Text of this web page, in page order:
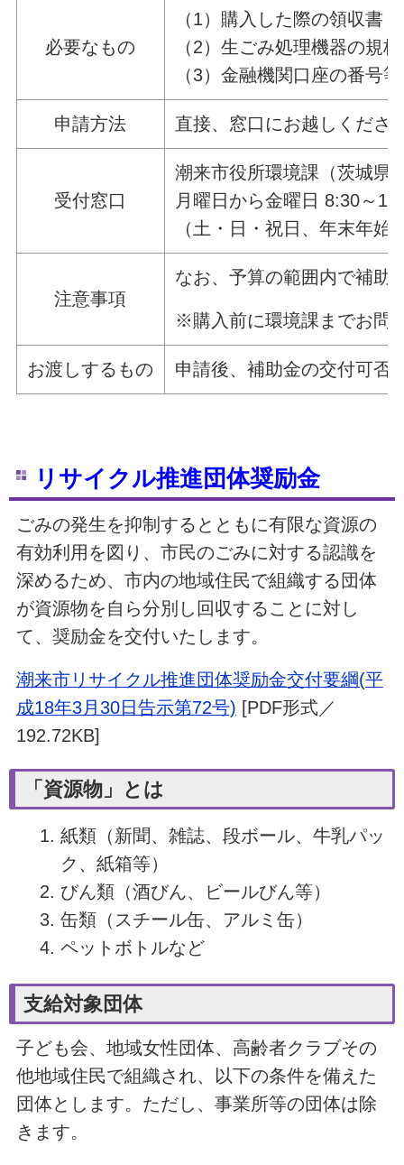
必要なもの
（1）購入した際の領収
（2）生ごみ処理機器の規
（3）金融機関口座の番号
申請方法 直接、窓口にお越しくださ
受付窓口
潮来市役所環境課（茨城県
月曜日から金曜日 8:30～
（土・日・祝日、年末年始
注意事項
なお、予算の範囲内で補助
※購入前に環境課までお問
お渡しするもの 申請後、補助金の交付可否
リサイクル推進団体奨励金
ごみの発生を抑制するとともに有限な資源の
有効利用を図り、市民のごみに対する認識を
深めるため、市内の地域住民で組織する団体
が資源物を自ら分別し回収することに対し
て、奨励金を交付いたします。
潮来市リサイクル推進団体奨励金交付要綱(平
成18年3月30日告示第72号) [PDF形式／
192.72KB]
「資源物」とは
紙類（新聞、雑誌、段ボール、牛乳パッ
ク、紙箱等）
びん類（酒びん、ビールびん等）
缶類（スチール缶、アルミ缶）
ペットボトルなど
支給対象団体
子ども会、地域女性団体、高齢者クラブその
他地域住民で組織され、以下の条件を備えた
団体とします。ただし、事業所等の団体は除
きます。